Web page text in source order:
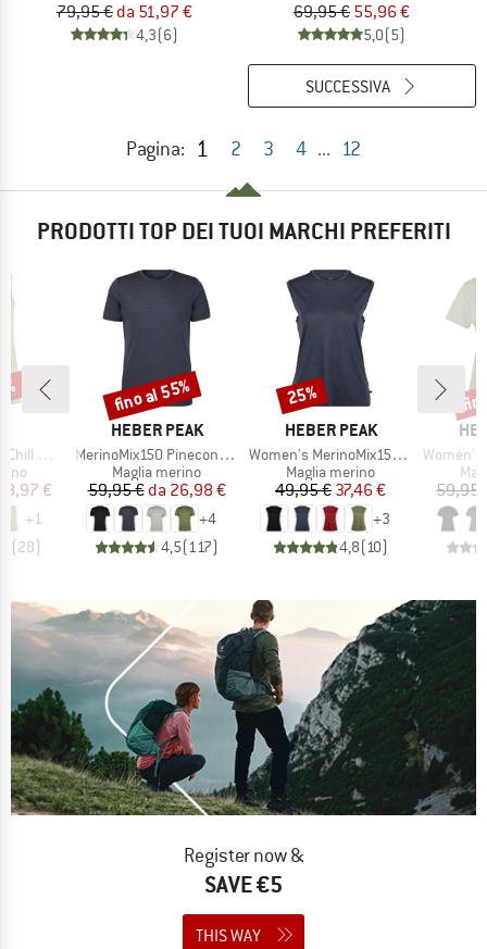
79,95 € da 51,97 €
4,3(6)
69,95 € 55,96 €
5,0(5)
Pagina: 1 2 3 4 ... 12
SUCCESSIVA
PRODOTTI TOP DEI TUOI MARCHI PREFERITI
Tank
ridotto
€
+1
(28)
MARCHIO
HEBER PEAK
Articolo
MerinoMix150 PineconeHe. II T-Shirt
Gruppo di prodotti
Maglia merino
Prezzo
59,95 € Prezzo ridotto
da 26,98 €
+4
4,5( 117)
Sconto
fino al 55%
MARCHIO
HEBER PEAK
Articolo
Women's MerinoMix150 PineconeHe. Loose Tank
Gruppo di prodotti
Maglia merino
Prezzo
49,95 €Prezzo ridotto
37,46 €
+3
4,8( 10)
Sconto
25%
Articolo
Women's
59,95
Register now &
SAVE €5
THIS WAY